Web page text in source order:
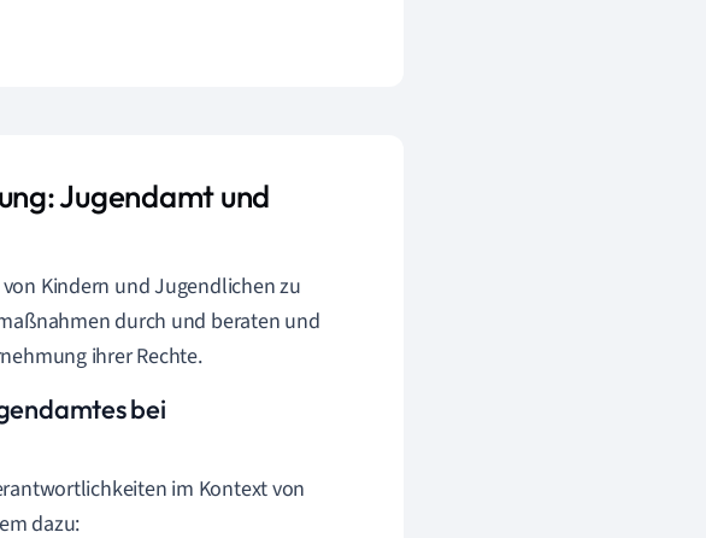
Jugendamt und
Kindern und Jugendlichen zu
durch und beraten und
ihrer Rechte.
bei
im Kontext von
dazu: